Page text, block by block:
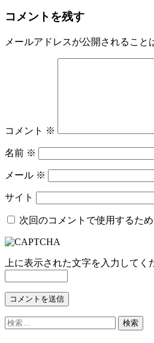
ナ
ビ
ン
コメントを残す
メールアドレスが公開されること
コメント ※
名前 ※
メール ※
サイト
次回のコメントで使用するた
上に表示された文字を入力してく
検